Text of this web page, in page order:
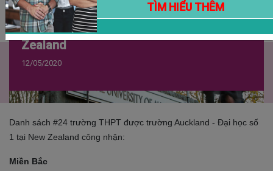
24 Trường THPT Việt Nam Được Tuyển
Thẳng Vào Đại Học Auckland, New
Zealand
12/05/2020
Danh sách #24 trường THPT được trường Auckland - Đại học số
1 tại New Zealand công nhận:
Miền Bắc
TÌM HIỂU THÊM